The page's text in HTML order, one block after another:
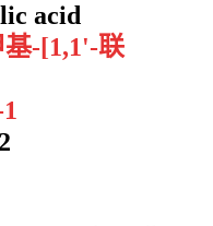
acid
-[1,1'-联